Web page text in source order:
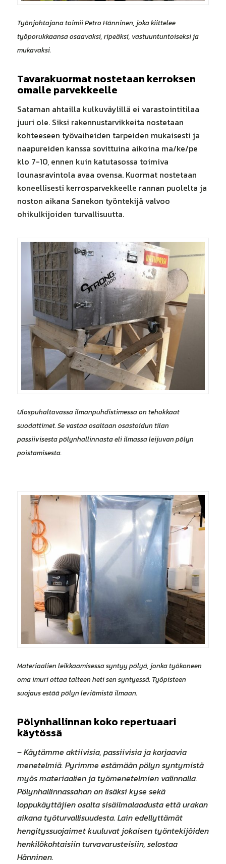
Työnjohtajana toimii Petro Hänninen, joka kiittelee
työporukkaansa osaavaksi, ripeäksi, vastuuntuntoiseksi ja
mukavaksi.
Tavarakuormat nostetaan kerroksen
omalle parvekkeelle
Sataman ahtailla kulkuväylillä ei varastointitilaa
juuri ole. Siksi rakennustarvikkeita nostetaan
kohteeseen työvaiheiden tarpeiden mukaisesti ja
naapureiden kanssa sovittuina aikoina ma/ke/pe
klo 7-10, ennen kuin katutasossa toimiva
lounasravintola avaa ovensa. Kuormat nostetaan
koneellisesti kerrosparvekkeelle rannan puolelta ja
noston aikana Sanekon työntekijä valvoo
ohikulkijoiden turvallisuutta.
Ulospuhaltavassa ilmanpuhdistimessa on tehokkaat
suodattimet. Se vastaa osaltaan osastoidun tilan
passiivisesta pölynhallinnasta eli ilmassa leijuvan pölyn
poistamisesta.
Materiaalien leikkaamisessa syntyy pölyä, jonka työkoneen
oma imuri ottaa talteen heti sen syntyessä. Työpisteen
suojaus estää pölyn leviämistä ilmaan.
Pölynhallinnan koko repertuaari
käytössä
– Käytämme aktiivisia, passiivisia ja korjaavia
menetelmiä. Pyrimme estämään pölyn syntymistä
myös materiaalien ja työmenetelmien valinnalla.
Pölynhallinnassahan on lisäksi kyse sekä
loppukäyttäjien osalta sisäilmalaadusta että urakan
aikana työturvallisuudesta. Lain edellyttämät
hengityssuojaimet kuuluvat jokaisen työntekijöiden
henkilökohtaisiin turvavarusteisiin, selostaa
Hänninen.